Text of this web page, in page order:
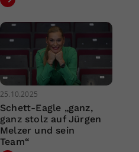
25.10.2025
Schett-Eagle „ganz,
ganz stolz auf Jürgen
Melzer und sein
Team“